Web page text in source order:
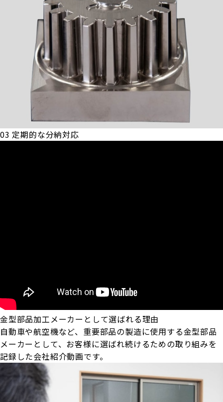
03 定期的な分納対応
金型部品加工メーカーとして選ばれる理由
自動車や航空機など、重要部品の製造に使用する金型部品
メーカーとして、お客様に選ばれ続けるための取り組みを
記録した会社紹介動画です。